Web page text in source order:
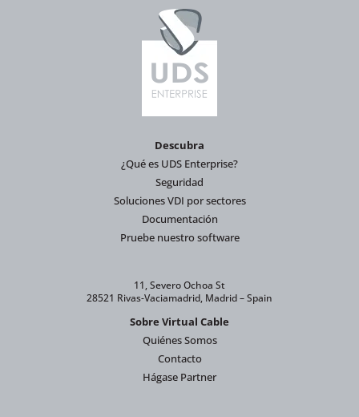
Descubra
¿Qué es UDS Enterprise?
Seguridad
Soluciones VDI por sectores
Documentación
Pruebe nuestro software
11, Severo Ochoa St
28521 Rivas-Vaciamadrid, Madrid – Spain
Sobre Virtual Cable
Quiénes Somos
Contacto
Hágase Partner